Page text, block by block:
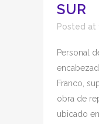
SUR
Posted at
Personal
Franco,
obra de
ubicado